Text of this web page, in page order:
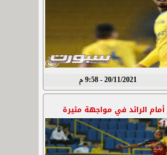
20/11/2021 - 9:58 م
أمام الرائد في مواجهة مثيرة